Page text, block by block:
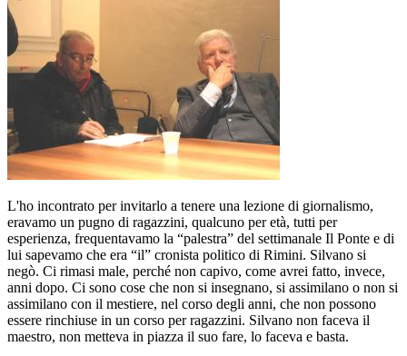
L'ho incontrato per invitarlo a tenere una lezione di giornalismo,
eravamo un pugno di ragazzini, qualcuno per età, tutti per
esperienza, frequentavamo la “palestra” del settimanale Il Ponte e di
lui sapevamo che era “il” cronista politico di Rimini. Silvano si
negò. Ci rimasi male, perché non capivo, come avrei fatto, invece,
anni dopo. Ci sono cose che non si insegnano, si assimilano o non si
assimilano con il mestiere, nel corso degli anni, che non possono
essere rinchiuse in un corso per ragazzini. Silvano non faceva il
maestro, non metteva in piazza il suo fare, lo faceva e basta.